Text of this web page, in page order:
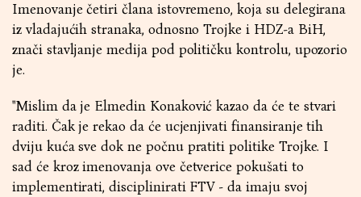
Imenovanje četiri člana istovremeno, koja su delegirana
iz vladajućih stranaka, odnosno Trojke i HDZ-a BiH,
znači stavljanje medija pod političku kontrolu, upozorio
je.
"Mislim da je Elmedin Konaković kazao da će te stvari
raditi. Čak je rekao da će ucjenjivati finansiranje tih
dviju kuća sve dok ne počnu pratiti politike Trojke. I
sad će kroz imenovanja ove četverice pokušati to
implementirati, disciplinirati FTV - da imaju svoj